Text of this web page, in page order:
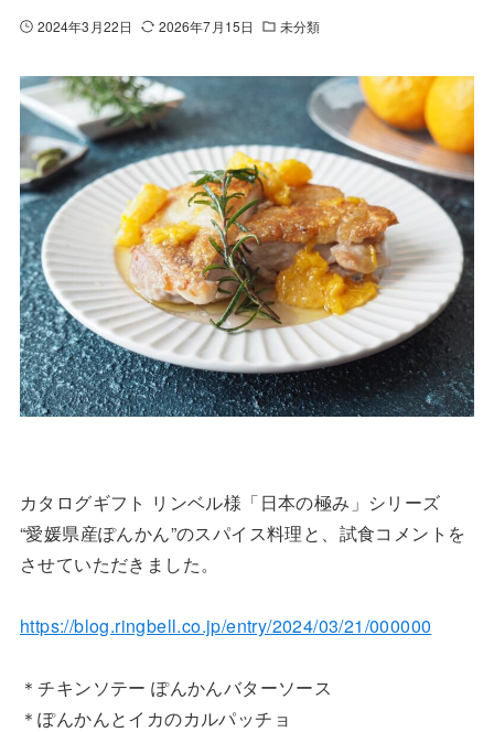
2024年3月22日 2026年7月15日 未分類
カタログギフト リンベル様「日本の極み」シリーズ
“愛媛県産ぽんかん”のスパイス料理と、試食コメントを
させていただきました。
https://blog.ringbell.co.jp/entry/2024/03/21/000000
＊チキンソテー ぽんかんバターソース
＊ぽんかんとイカのカルパッチョ